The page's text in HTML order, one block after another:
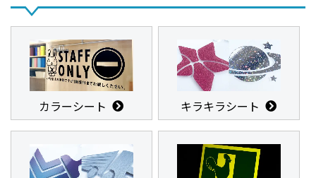
カラーシート キラキラシート